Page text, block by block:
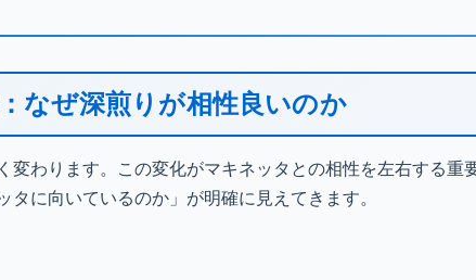
なぜ深煎りが相性良いのか
わります。この変化がマキネッタとの相性を左右する重
に向いているのか」が明確に見えてきます。